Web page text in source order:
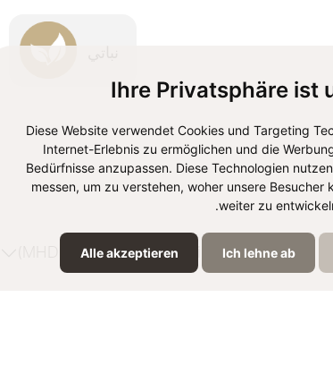
Ihre Privatsphäre ist
Diese Website verwendet Cookies und Targeting
Internet-Erlebnis zu ermöglichen und die
Bedürfnisse anzupassen. Diese Technologien
messen, um zu verstehen, woher unsere Besucher
weiter zu
Alle akzeptieren Ich lehne ab
MHD (Mindesthaltbarkeitsdatum)